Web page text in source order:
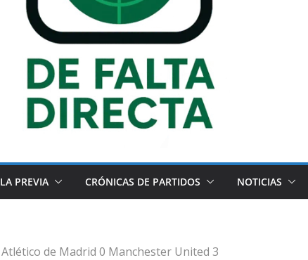
LA PREVIA CRÓNICAS DE PARTIDOS NOTICIAS
Atlético de Madrid 0 Manchester United 3